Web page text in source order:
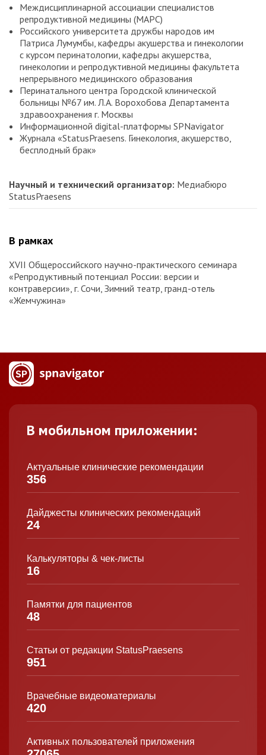
Междисциплинарной ассоциации специалистов
репродуктивной медицины (МАРС)
Российского университета дружбы народов им
Патриса Лумумбы, кафедры акушерства и гинекологии
с курсом перинатологии, кафедры акушерства,
гинекологии и репродуктивной медицины факультета
непрерывного медицинского образования
Перинатального центра Городской клинической
больницы №67 им. Л.А. Ворохобова Департамента
здравоохранения г. Москвы
Информационной digital-платформы SPNavigator
Журнала «StatusPraesens. Гинекология, акушерство,
бесплодный брак»
Научный и технический организатор: Медиабюро
StatusPraesens
В рамках
XVII Общероссийского научно-практического семинара
«Репродуктивный потенциал России: версии и
контраверсии», г. Сочи, Зимний театр, гранд-отель
«Жемчужина»
В мобильном приложении:
Актуальные клинические рекомендации
356
Дайджесты клинических рекомендаций
24
Калькуляторы & чек-листы
16
Памятки для пациентов
48
Статьи от редакции StatusPraesens
951
Врачебные видеоматериалы
420
Активных пользователей приложения